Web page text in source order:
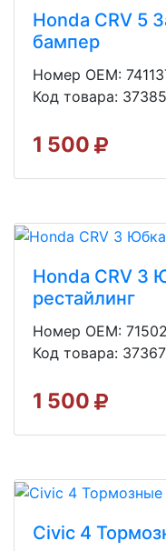
Honda CRV 5
бампер
Номер OEM:
Код товара:
1 500
Honda CRV 3
рестайлинг
Номер OEM:
Код товара:
1 500
Civic 4